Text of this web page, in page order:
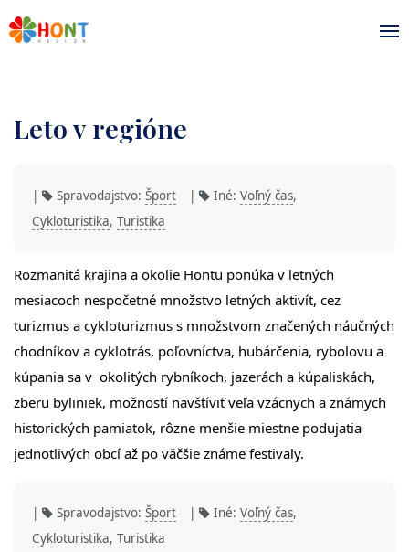
Leto v regióne
| Spravodajstvo: Šport | Iné: Voľný čas,
Cykloturistika, Turistika
Rozmanitá krajina a okolie Hontu ponúka v letných
mesiacoch nespočetné množstvo letných aktivít, cez
turizmus a cykloturizmus s množstvom značených náučných
chodníkov a cyklotrás, poľovníctva, hubárčenia, rybolovu a
kúpania sa v okolitých rybníkoch, jazerách a kúpaliskách,
zberu byliniek, možností navštíviť veľa vzácnych a známych
historických pamiatok, rôzne menšie miestne podujatia
jednotlivých obcí až po väčšie známe festivaly.
| Spravodajstvo: Šport | Iné: Voľný čas,
Cykloturistika, Turistika